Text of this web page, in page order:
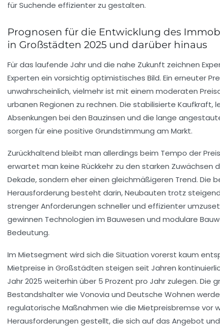
für Suchende effizienter zu gestalten.
Prognosen für die Entwicklung des
in Großstädten 2025 und darüber hinaus
Für das laufende Jahr und die nahe Zukunft zeichnen
Experten ein vorsichtig optimistisches Bild. Ein erneuter
unwahrscheinlich, vielmehr ist mit einem moderaten
urbanen Regionen zu rechnen. Die stabilisierte Kaufkraft,
Absenkungen bei den Bauzinsen und die lange
sorgen für eine positive Grundstimmung am Markt.
Zurückhaltend bleibt man allerdings beim Tempo der
erwartet man keine Rückkehr zu den starken Zuwächsen
Dekade, sondern eher einen gleichmäßigeren Trend. Die
Herausforderung besteht darin, Neubauten trotz
strenger Anforderungen schneller und effizienter
gewinnen Technologien im Bauwesen und modulare
Bedeutung.
Im Mietsegment wird sich die Situation vorerst kaum
Mietpreise in Großstädten steigen seit Jahren
Jahr 2025 weiterhin über 5 Prozent pro Jahr zulegen. Die
Bestandshalter wie Vonovia und Deutsche Wohnen
regulatorische Maßnahmen wie die Mietpreisbremse vor
Herausforderungen gestellt, die sich auf das Angebot